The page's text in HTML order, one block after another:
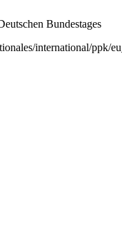
Bundestages
international/ppk/